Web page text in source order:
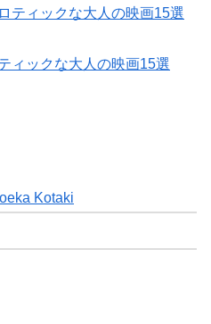
ィックな大人の映画15選
Kotaki